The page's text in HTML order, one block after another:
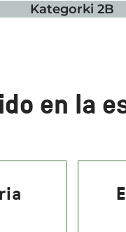
Kategorki 2B
en la